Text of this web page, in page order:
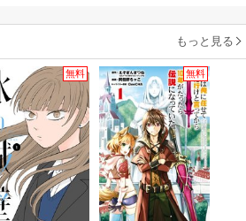
もっと見る
無料 無料